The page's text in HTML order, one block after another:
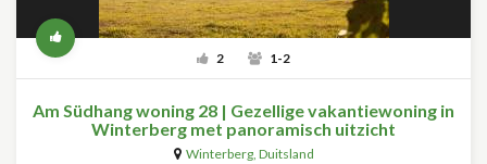
2 1-2
Am Südhang woning 28 | Gezellige vakantiewoning in
Winterberg met panoramisch uitzicht
Winterberg, Duitsland